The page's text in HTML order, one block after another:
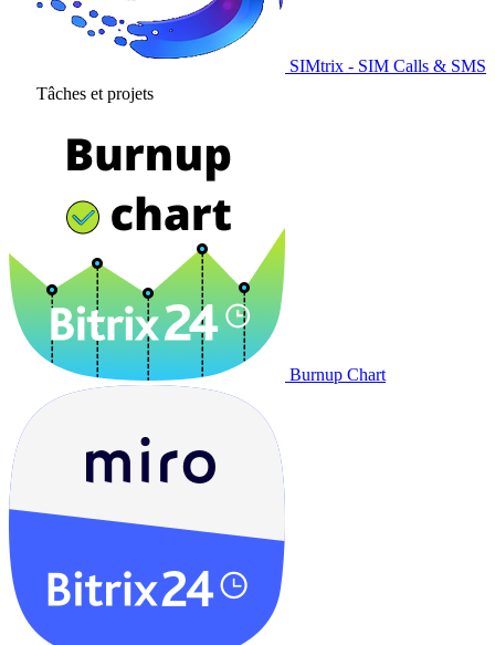
SIMtrix - SIM Calls & SMS
Tâches et projets
Burnup Chart